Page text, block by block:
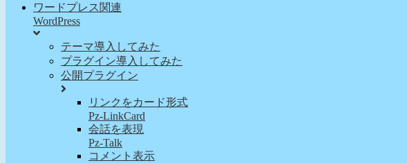
ワードプレス関連
WordPress
テーマ導入してみた
プラグイン導入してみた
公開プラグイン
リンクをカード形式
Pz-LinkCard
会話を表現
Pz-Talk
コメント表示